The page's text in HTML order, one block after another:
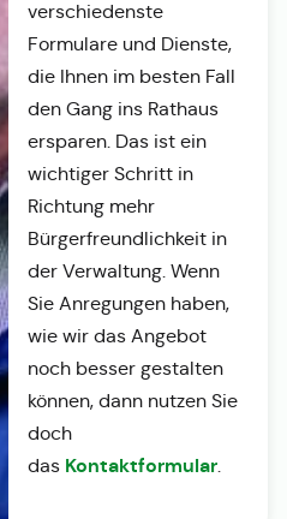
verschiedenste
Formulare und Dienste,
die Ihnen im besten Fall
den Gang ins Rathaus
ersparen. Das ist ein
wichtiger Schritt in
Richtung mehr
Bürgerfreundlichkeit in
der Verwaltung. Wenn
Sie Anregungen haben,
wie wir das Angebot
noch besser gestalten
können, dann nutzen Sie
doch
das Kontaktformular.